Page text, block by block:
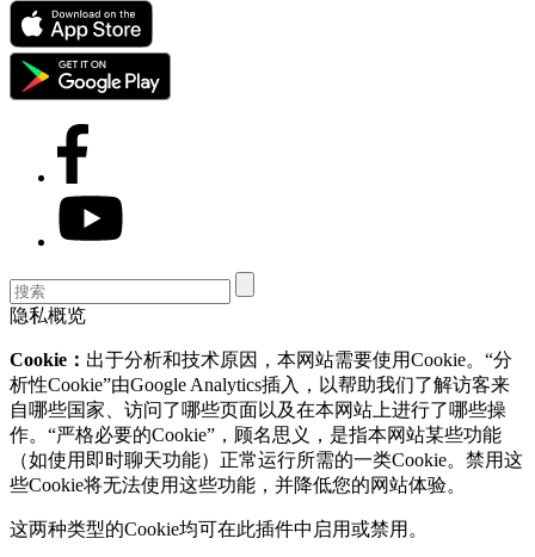
隐私概览
Cookie： 出于分析和技术原因，本网站需要使用Cookie。“分
析性Cookie”由Google Analytics插入，以帮助我们了解访客来
自哪些国家、访问了哪些页面以及在本网站上进行了哪些操
作。“严格必要的Cookie”，顾名思义，是指本网站某些功能
（如使用即时聊天功能）正常运行所需的一类Cookie。禁用这
些Cookie将无法使用这些功能，并降低您的网站体验。
这两种类型的Cookie均可在此插件中启用或禁用。